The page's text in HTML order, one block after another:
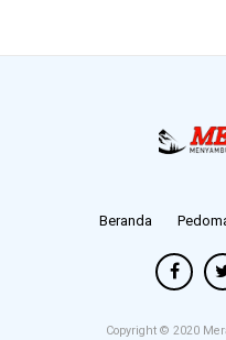
Beranda
Copyright © 2020